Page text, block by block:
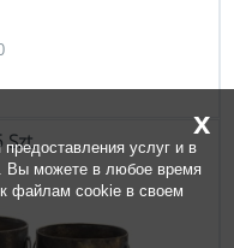
Szt. x
услуг и в
Вы можете в любое время
файлам cookie в своем